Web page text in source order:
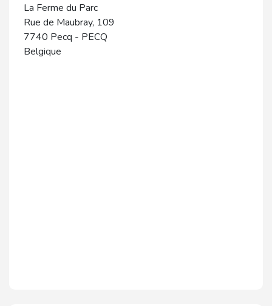
La Ferme du Parc
Rue de Maubray, 109
7740 Pecq - PECQ
Belgique